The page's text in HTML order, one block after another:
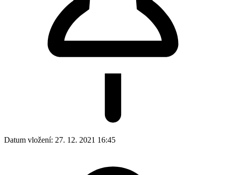
Datum vložení: 27. 12. 2021 16:45